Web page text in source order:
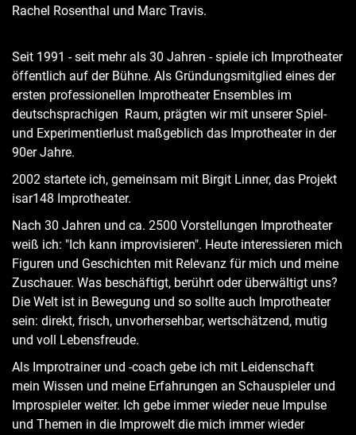
Rachel Rosenthal und Marc Travis.
Seit 1991 - seit mehr als 30 Jahren - spiele ich Improtheater
öffentlich auf der Bühne. Als Gründungsmitglied eines der
ersten professionellen Improtheater Ensembles im
deutschsprachigen Raum, prägten wir mit unserer Spiel-
und Experimentierlust maßgeblich das Improtheater in der
90er Jahre.
2002 startete ich, gemeinsam mit Birgit Linner, das Projekt
isar148 Improtheater.
Nach 30 Jahren und ca. 2500 Vorstellungen Improtheater
weiß ich: "Ich kann improvisieren". Heute interessieren mich
Figuren und Geschichten mit Relevanz für mich und meine
Zuschauer. Was beschäftigt, berührt oder überwältigt uns?
Die Welt ist in Bewegung und so sollte auch Improtheater
sein: direkt, frisch, unvorhersehbar, wertschätzend, mutig
und voll Lebensfreude.
Als Improtrainer und -coach gebe ich mit Leidenschaft
mein Wissen und meine Erfahrungen an Schauspieler und
Improspieler weiter. Ich gebe immer wieder neue Impulse
und Themen in die Improwelt die mich immer wieder